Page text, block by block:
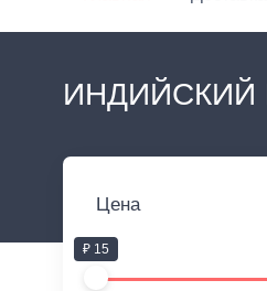
ИНДИЙСКИЙ
Цена
₽ 15